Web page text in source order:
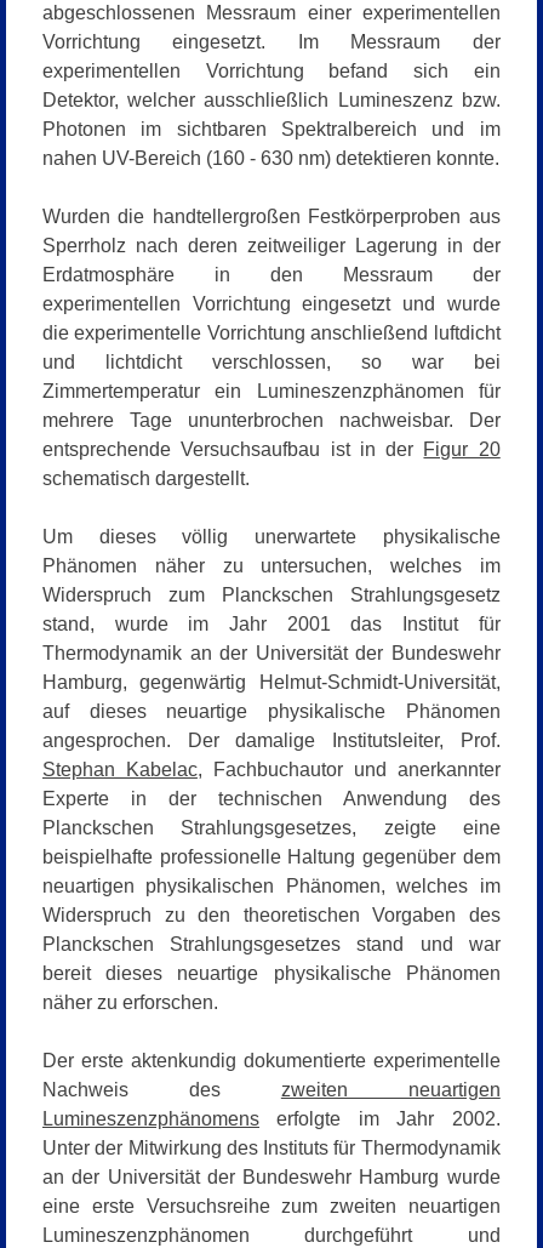
abgeschlossenen Messraum einer experimentellen
Vorrichtung eingesetzt. Im Messraum der
experimentellen Vorrichtung befand sich ein
Detektor, welcher ausschließlich Lumineszenz bzw.
Photonen im sichtbaren Spektralbereich und im
nahen UV-Bereich (160 - 630 nm) detektieren konnte.
Wurden die handtellergroßen Festkörperproben aus
Sperrholz nach deren zeitweiliger Lagerung in der
Erdatmosphäre in den Messraum der
experimentellen Vorrichtung eingesetzt und wurde
die experimentelle Vorrichtung anschließend luftdicht
und lichtdicht verschlossen, so war bei
Zimmertemperatur ein Lumineszenzphänomen für
mehrere Tage ununterbrochen nachweisbar. Der
entsprechende Versuchsaufbau ist in der Figur 20
schematisch dargestellt.
Um dieses völlig unerwartete physikalische
Phänomen näher zu untersuchen, welches im
Widerspruch zum Planckschen Strahlungsgesetz
stand, wurde im Jahr 2001 das Institut für
Thermodynamik an der Universität der Bundeswehr
Hamburg, gegenwärtig Helmut-Schmidt-Universität,
auf dieses neuartige physikalische Phänomen
angesprochen. Der damalige Institutsleiter, Prof.
Stephan Kabelac, Fachbuchautor und anerkannter
Experte in der technischen Anwendung des
Planckschen Strahlungsgesetzes, zeigte eine
beispielhafte professionelle Haltung gegenüber dem
neuartigen physikalischen Phänomen, welches im
Widerspruch zu den theoretischen Vorgaben des
Planckschen Strahlungsgesetzes stand und war
bereit dieses neuartige physikalische Phänomen
näher zu erforschen.
Der erste aktenkundig dokumentierte experimentelle
Nachweis des zweiten neuartigen
Lumineszenzphänomens erfolgte im Jahr 2002.
Unter der Mitwirkung des Instituts für Thermodynamik
an der Universität der Bundeswehr Hamburg wurde
eine erste Versuchsreihe zum zweiten neuartigen
Lumineszenzphänomen durchgeführt und